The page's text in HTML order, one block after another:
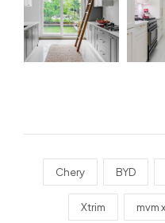
BYD
Chery
mvm
Xtrim